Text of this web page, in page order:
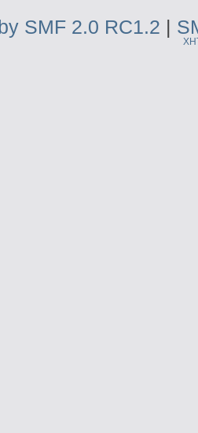
SMF 2.0 RC1.2 |